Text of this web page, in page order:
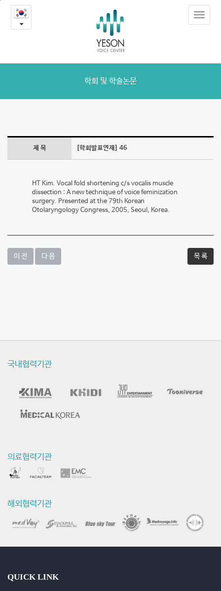
46
회
학
논
문
Toggle
학회 및 학술논문
제 목 [학회발표연재] 46
HT Kim. Vocal fold shortening c/s vocalis muscle
dissection : A new technique of voice feminization
surgery. Presented at the 79th Korean
Otolaryngology Congress, 2005, Seoul, Korea.
이 전 다 음 목 록
국내협력기관
의료협력기관
해외협력기관
QUICK LINK